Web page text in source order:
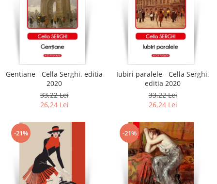
Gentiane - Cella Serghi, editia
2020
33,22 Lei
26,24 Lei
Iubiri paralele - Cella Serghi,
editia 2020
33,22 Lei
26,24 Lei
-21% -21%